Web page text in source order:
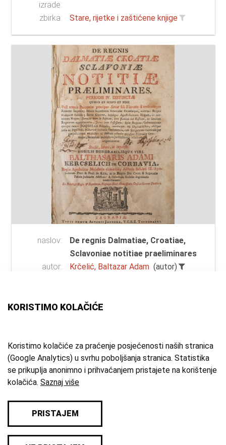
izrade:
zbirka: Stare, rijetke i zaštićene knjige
naslov:
De regnis Dalmatiae, Croatiae,
Sclavoniae notitiae praeliminares
autor:
Krčelić, Baltazar Adam (autor)
tehnika: tisak ; uvez
vrijeme
izrade:
1770. g.
zbirka: Stare, rijetke i zaštićene knjige
© 2026 Samoborski muzej
KORISTIMO KOLAČIĆE
Koristimo kolačiće za praćenje posjećenosti naših stranica
(Google Analytics) u svrhu poboljšanja stranica. Statistika
se prikuplja anonimno i prihvaćanjem pristajete na korištenje
kolačića. Saznaj više
PRISTAJEM